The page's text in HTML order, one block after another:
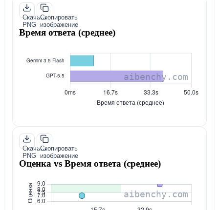
Скачать
PNG
Скопировать
изображение
Время ответа (среднее)
Скачать
PNG
Скопировать
изображение
Оценка vs Время ответа (среднее)